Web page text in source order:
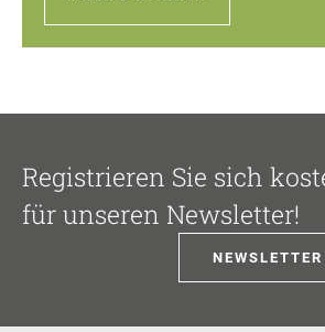
Registrieren Sie sich
für unseren Newsletter!